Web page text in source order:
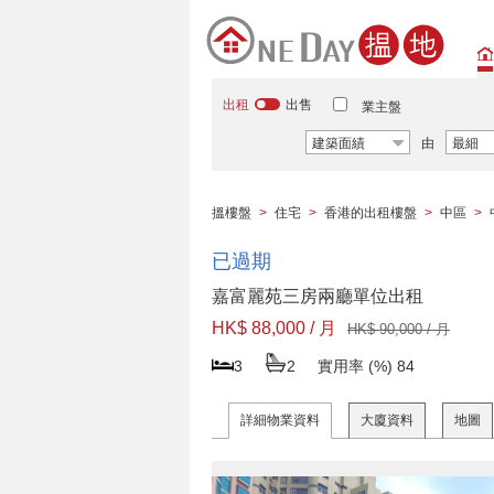
出租 出售 業主盤
建築面績 由 最細
搵樓盤 > 住宅 > 香港的出租樓盤 > 中區 >
已過期
嘉富麗苑三房兩廳單位出租
HK$ 88,000 / 月
HK$ 90,000 / 月
3 2 實用率 (%) 84
詳細物業資料 大廈資料 地圖